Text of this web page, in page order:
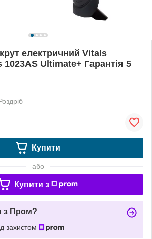
електричний Vitals
Ultimate+ Гарантія 5
Купити
або
Купити з
з Пром?
захистом